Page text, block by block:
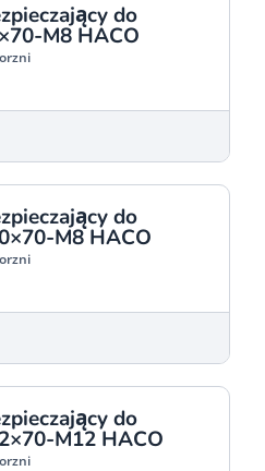
do
M8 HACO
do
M8 HACO
do
M12 HACO